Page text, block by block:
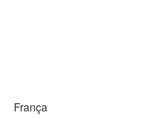
França